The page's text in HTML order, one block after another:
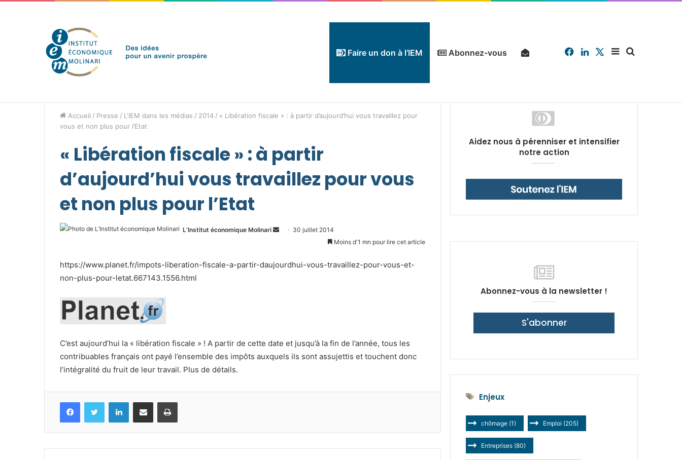
Faire un don à l’IEM Abonnez-vous Sidebar
X
Linkedin
Facebook
Accueil / Presse / L'IEM dans les médias / 2014 / « Libération fiscale » : à partir d’aujourd’hui vous travaillez pour
vous et non plus pour l’Etat
« Libération fiscale » : à partir
d’aujourd’hui vous travaillez pour vous
et non plus pour l’Etat
L’Institut économique Molinari
Envoyer30 juillet 2014
Moins d'1 mn pour lire cet article
https://www.planet.fr/impots-liberation-fiscale-a-partir-daujourdhui-vous-travaillez-pour-vous-et-
non-plus-pour-letat.667143.1556.html
C’est aujourd’hui la « libération fiscale » ! A partir de cette date et jusqu’à la fin de l’année, tous les
contribuables français ont payé l’ensemble des impôts auxquels ils sont assujettis et touchent donc
l’intégralité du fruit de leur travail. Plus de détails.
FacebookTwitter LinkedinPartagez par mail Imprimez
Aidez nous à pérenniser et intensifier
notre action
Abonnez-vous à la newsletter !
S'abonner
Enjeux
chômage (1) Emploi (205)
Entreprises (80)